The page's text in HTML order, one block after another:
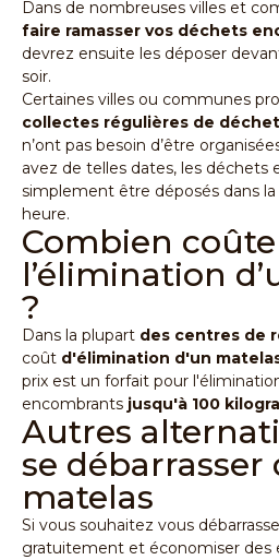
Dans de nombreuses villes et
faire ramasser vos déchets
devrez ensuite les déposer
soir.
Certaines villes ou communes
collectes régulières de
n’ont pas besoin d’être
avez de telles dates, les déchets
simplement être déposés dans
heure.
Combien coûte
l’élimination
?
Dans la plupart des centres de
coût d'élimination d'un
prix est un forfait pour
encombrants jusqu'à 100
Autres
se débarrasser
matelas
Si vous souhaitez vous
gratuitement et économiser des